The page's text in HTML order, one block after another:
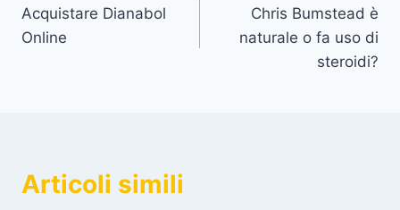
articoli
Acquistare Dianabol
Online
Chris Bumstead è
naturale o fa uso di
steroidi?
Articoli simili